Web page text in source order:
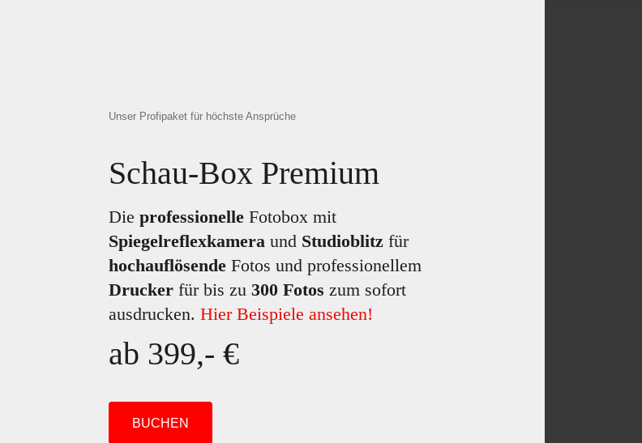
Unser Profipaket für höchste Ansprüche
Schau-Box Premium
Dieprofessionelle Fotobox mit
Spiegelreflexkamera und Studioblitz für
hochauflösende Fotos und professionellem
Drucker für bis zu300 Fotos zum sofort
ausdrucken.Hier Beispiele ansehen!
ab 399,- €
BUCHEN